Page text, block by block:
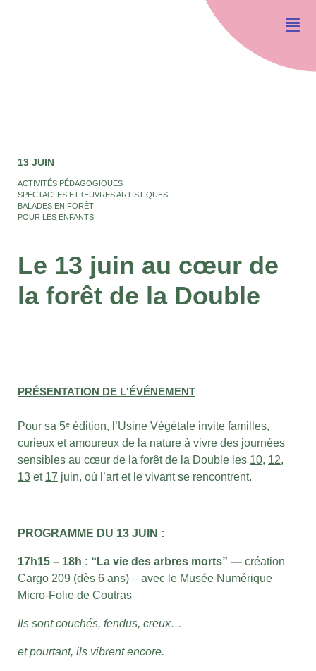
13 JUIN
ACTIVITÉS PÉDAGOGIQUES
SPECTACLES ET ŒUVRES ARTISTIQUES
BALADES EN FORÊT
POUR LES ENFANTS
Le 13 juin au cœur de
la forêt de la Double
PRÉSENTATION DE L'ÉVÉNEMENT
Pour sa 5ᵉ édition, l’Usine Végétale invite familles,
curieux et amoureux de la nature à vivre des journées
sensibles au cœur de la forêt de la Double les 10, 12,
13 et 17 juin, où l’art et le vivant se rencontrent.
PROGRAMME DU 13 JUIN :
17h15 – 18h : “La vie des arbres morts” — création
Cargo 209 (dès 6 ans) – avec le Musée Numérique
Micro-Folie de Coutras
Ils sont couchés, fendus, creux…
et pourtant, ils vibrent encore.